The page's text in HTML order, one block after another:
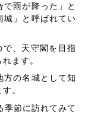
雨が降った」と
城」と呼ばれてい
、天守閣を目指
ます。
方の名城として知
。
季節に訪れてみて